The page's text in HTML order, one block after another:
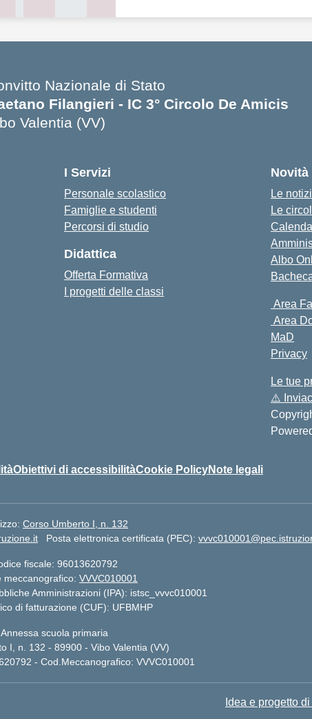
Nazionale di Stato
Filangieri - IC 3° Circolo De Amicis
Valentia (VV)
I Servizi
Personale scolastico
Famiglie e studenti
Percorsi di studio
Didattica
Offerta Formativa
I progetti delle classi
Novità
Le
Le
Albo
Area
Area
MaD
Privacy
Le tue
⚠️
Obiettivi di accessibilitàCookie PolicyNote legali
Corso Umberto I, n. 132
Posta elettronica certificata (PEC):
fiscale: 96013620792
meccanografico: VVVC010001
Amministrazioni (IPA): istsc_vvvc010001
di fatturazione (CUF): UFBMHP
Annessa scuola primaria
I, n. 132 - 89900 - Vibo Valentia (VV)
- Cod.Meccanografico: VVVC010001
Idea e progetto